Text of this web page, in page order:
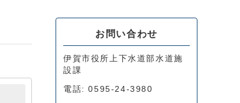
お問い合わせ
伊賀市役所上下水道部水道施
設課
電話: 0595-24-3980